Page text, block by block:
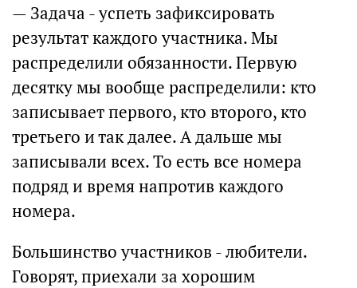
— Задача - успеть зафиксировать
результат каждого участника. Мы
распределили обязанности. Первую
десятку мы вообще распределили: кто
записывает первого, кто второго, кто
третьего и так далее. А дальше мы
записывали всех. То есть все номера
подряд и время напротив каждого
номера.
Большинство участников - любители.
Говорят, приехали за хорошим